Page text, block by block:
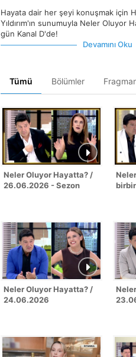
Hayata dair her şeyi konuşmak için
Yıldırım'ın sunumuyla Neler Oluyor
gün Kanal D'de!
Devamını Oku
Tümü Bölümler
Neler Oluyor Hayatta? /
26.06.2026 - Sezon
Neler Oluyor Hayatta? /
24.06.2026